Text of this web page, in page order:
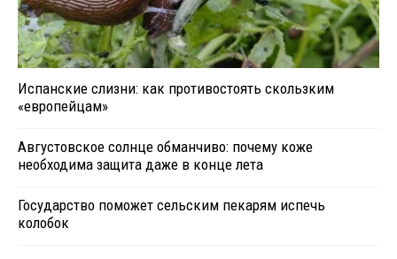
Испанские слизни: как противостоять скользким
«европейцам»
Августовское солнце обманчиво: почему коже
необходима защита даже в конце лета
Государство поможет сельским пекарям испечь
колобок